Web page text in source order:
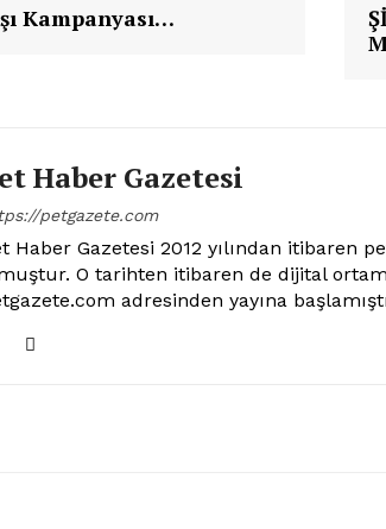
E-BÜLTENE ÜYE OL
Kampanyası…
Haber Gazetesi
petgazete.com
Haber Gazetesi 2012 yılından itibaren
O tarihten itibaren de dijital
adresinden yayına